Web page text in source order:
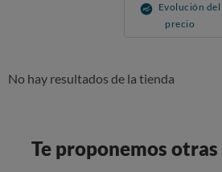
Evolución del
precio
No hay resultados de la tienda
Te proponemos